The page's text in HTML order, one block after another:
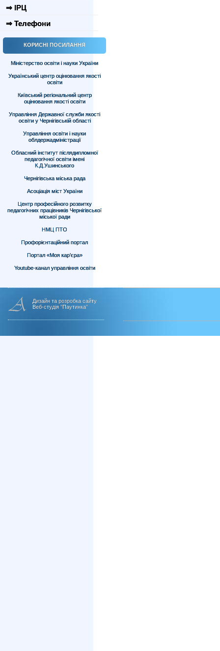
⇒ ІРЦ
⇒ Телефони
КОРИСНІ ПОСИЛАННЯ
Міністерство освіти і науки України
Український центр оцінювання якості
освіти
Київський регіональний центр
оцінювання якості освіти
Управління Державної служби якості
освіти у Чернігівській області
Управління освіти і науки
облдержадміністрації
Обласний інститут післядипломної
педагогічної освіти імені
К.Д.Ушинського
Чернігівська міська рада
Асоціація міст України
Центр професійного розвитку
педагогічних працівників Чернігівської
міської ради
НМЦ ПТО
Профорієнтаційний портал
Портал «Моя кар’єра»
Youtube-канал управління освіти
Дизайн та розробка сайту
Веб-студія "Паутинка"